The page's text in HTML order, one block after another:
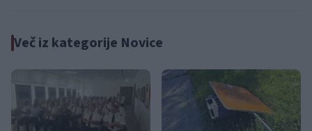
Več iz kategorije Novice